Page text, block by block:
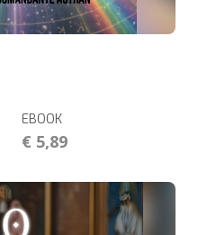
EBOOK
€ 5,89